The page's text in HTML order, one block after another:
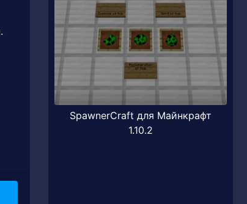
SpawnerCraft для Майнкрафт
1.10.2